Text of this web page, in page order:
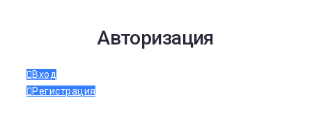
Авторизация
Вход
Регистрация